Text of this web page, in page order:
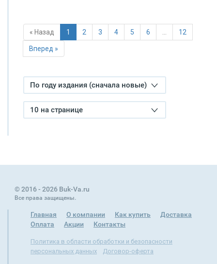
« Назад 1 2 3 4 5 6 … 12
Вперед »
По году издания (сначала новые)
10 на странице
© 2016 - 2026 Buk-Va.ru
Все права защищены.
Главная О компании Как купить
Доставка
Оплата
Акции Контакты
Политика в области обработки и безопасности
персональных данных
Договор-оферта